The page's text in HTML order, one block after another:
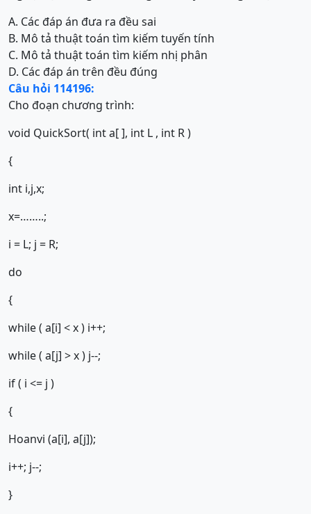
A. Các đáp án đưa ra đều sai
B. Mô tả thuật toán tìm kiếm tuyến tính
C. Mô tả thuật toán tìm kiếm nhị phân
D. Các đáp án trên đều đúng
Câu hỏi 114196:
Cho đoạn chương trình:
void QuickSort( int a[ ], int L , int R )
{
int i,j,x;
x=……..;
i = L; j = R;
do
{
while ( a[i] < x ) i++;
while ( a[j] > x ) j--;
if ( i <= j )
{
Hoanvi (a[i], a[j]);
i++; j--;
}